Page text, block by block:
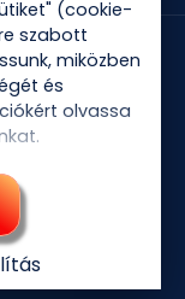
(cookie-
szabott
miközben
és
olvassa
.